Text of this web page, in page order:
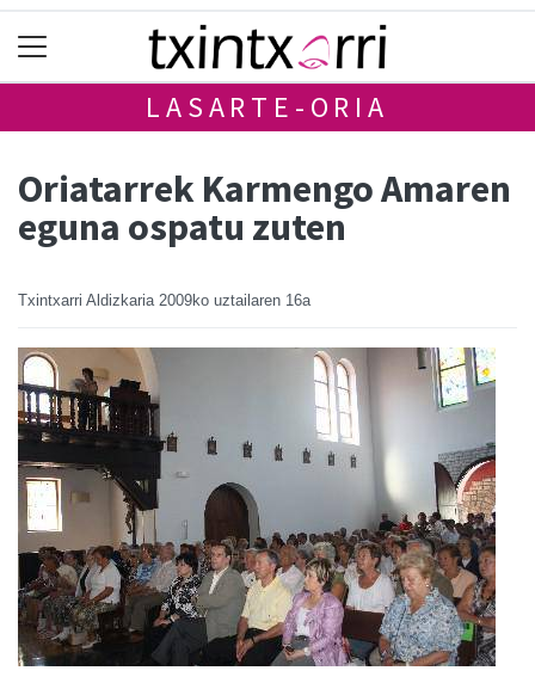
LASARTE-ORIA
Oriatarrek Karmengo Amaren
eguna ospatu zuten
Txintxarri Aldizkaria 2009ko uztailaren 16a